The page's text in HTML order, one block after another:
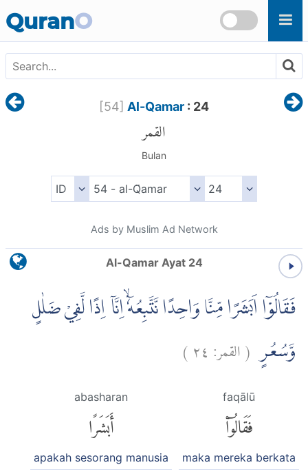
QuranO
[54] Al-Qamar: 24
القمر
Bulan
Ads by Muslim Ad Network
Al-Qamar Ayat 24
فَقَالُوْٓا اَبَشَرًا مِّنَّا وَاحِدًا نَّتَّبِعُهٗٓ ۙاِنَّآ اِذًا لَّفِيْ ضَلٰلٍ
وَّسُعُرٍ (القمر: ٢٤)
faqālū
فَقَالُوٓا۟
maka mereka berkata
abasharan
أَبَشَرًا
apakah sesorang manusia